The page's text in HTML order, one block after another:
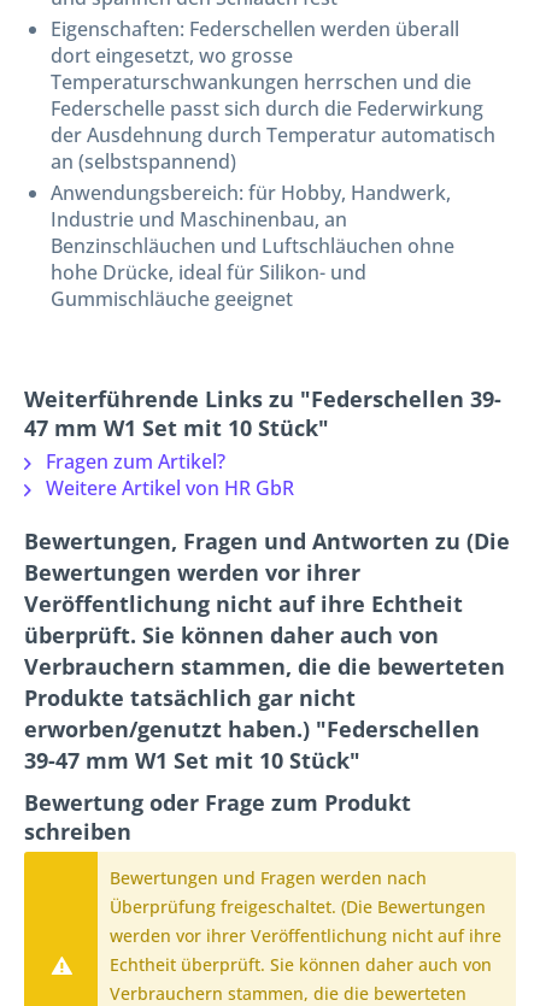
Eigenschaften: Federschellen werden überall
dort eingesetzt, wo grosse
Temperaturschwankungen herrschen und die
Federschelle passt sich durch die Federwirkung
der Ausdehnung durch Temperatur automatisch
an (selbstspannend)
Anwendungsbereich: für Hobby, Handwerk,
Industrie und Maschinenbau, an
Benzinschläuchen und Luftschläuchen ohne
hohe Drücke, ideal für Silikon- und
Gummischläuche geeignet
Weiterführende Links zu "Federschellen 39-
47 mm W1 Set mit 10 Stück"
Fragen zum Artikel?
Weitere Artikel von HR GbR
Bewertungen, Fragen und Antworten zu (Die
Bewertungen werden vor ihrer
Veröffentlichung nicht auf ihre Echtheit
überprüft. Sie können daher auch von
Verbrauchern stammen, die die bewerteten
Produkte tatsächlich gar nicht
erworben/genutzt haben.) "Federschellen
39-47 mm W1 Set mit 10 Stück"
Bewertung oder Frage zum Produkt
schreiben
Bewertungen und Fragen werden nach
Überprüfung freigeschaltet. (Die Bewertungen
werden vor ihrer Veröffentlichung nicht auf ihre
Echtheit überprüft. Sie können daher auch von
Verbrauchern stammen, die die bewerteten